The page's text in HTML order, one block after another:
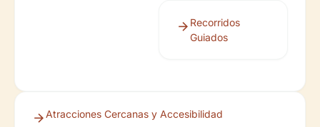
Recorridos
Guiados
Atracciones Cercanas y Accesibilidad